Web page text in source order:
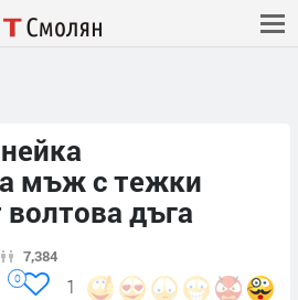
мъж с тежки
волтова дъга
7,384
1
0